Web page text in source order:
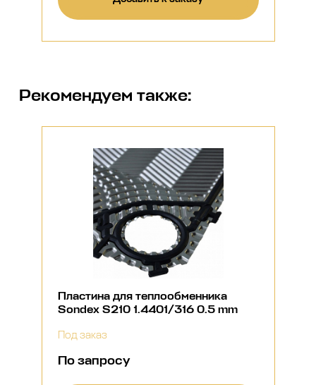
Рекомендуем также:
Пластина для теплообменника
Sondex S210 1.4401/316 0.5 mm
Под заказ
По запросу